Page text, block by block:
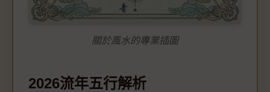
關於風水的專業插圖
2026流年五行解析